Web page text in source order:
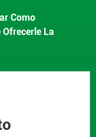
Como
Ofrecerle La